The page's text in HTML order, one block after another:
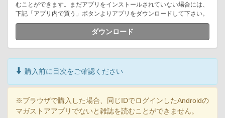
むことができます。まだアプリをインストールされていない場合には、
下記「アプリ内で買う」ボタンよりアプリをダウンロードして下さい。
ダウンロード
購入前に目次をご確認ください
※ブラウザで購入した場合、同じIDでログインしたAndroidの
マガストアアプリでないと雑誌を読むことができません。